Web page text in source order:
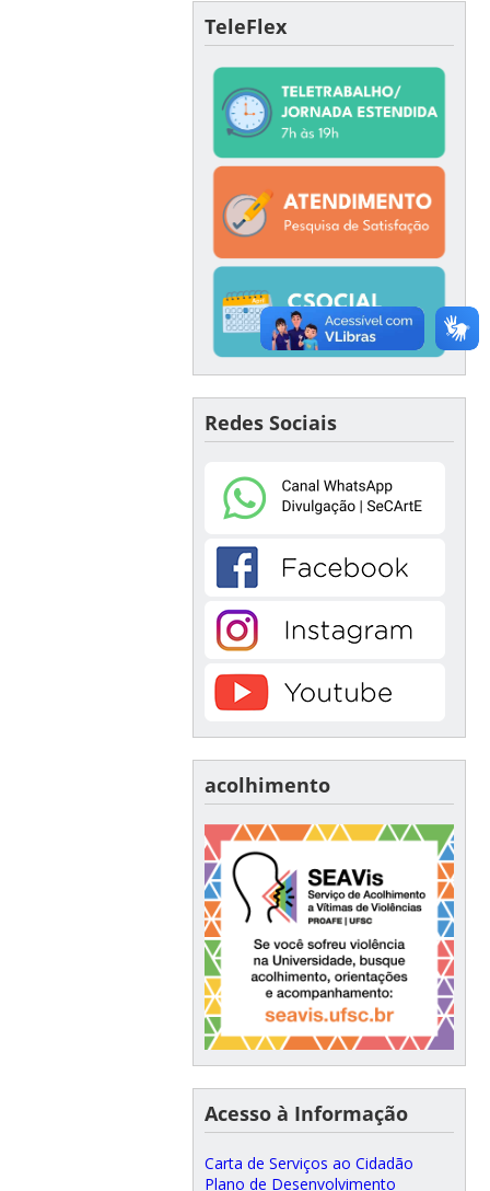
TeleFlex
Redes Sociais
acolhimento
Acesso à Informação
Carta de Serviços ao Cidadão
Plano de Desenvolvimento